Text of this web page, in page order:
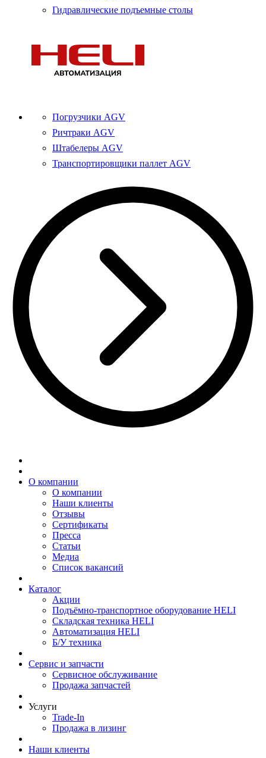
Гидравлические подъемные столы
Погрузчики AGV
Ричтраки AGV
Штабелеры AGV
Транспортировщики паллет AGV
О компании
О компании
Наши клиенты
Отзывы
Сертификаты
Пресса
Статьи
Медиа
Список вакансий
Каталог
Акции
Подъёмно-транспортное оборудование HELI
Складская техника HELI
Автоматизация HELI
Б/У техника
Сервис и запчасти
Сервисное обслуживание
Продажа запчастей
Услуги
Trade-In
Продажа в лизинг
Наши клиенты